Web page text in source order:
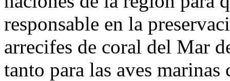
responsable en la
arrecifes de coral del Mar
tanto para las aves